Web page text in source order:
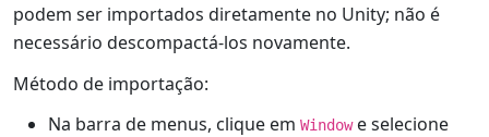
podem ser importados diretamente no Unity; não é
necessário descompactá-los novamente.
Método de importação:
Na barra de menus, clique em Windowe selecione